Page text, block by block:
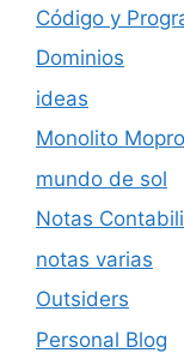
Código y
Dominios
ideas
Monolito
mundo de sol
Notas
notas varias
Outsiders
Personal Blog